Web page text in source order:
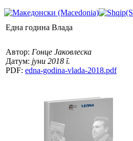
Една година Влада
Автор: Гонце Јаковлеска
Датум: јуни 2018 г.
PDF: edna-godina-vlada-2018.pdf